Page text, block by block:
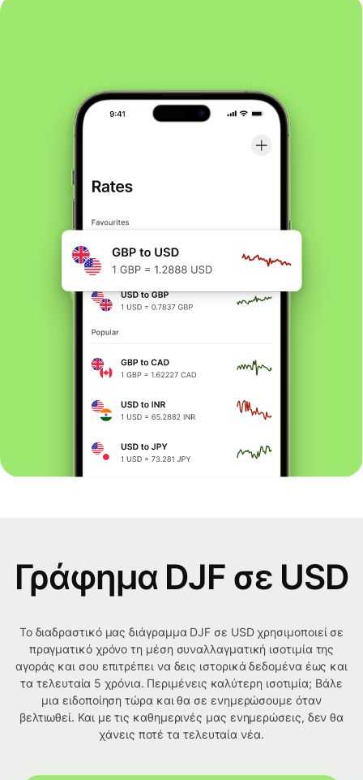
Γράφημα DJF σε USD
Το διαδραστικό μας διάγραμμα DJF σε USD χρησιμοποιεί σε
πραγματικό χρόνο τη μέση συναλλαγματική ισοτιμία της
αγοράς και σου επιτρέπει να δεις ιστορικά δεδομένα έως και
τα τελευταία 5 χρόνια. Περιμένεις καλύτερη ισοτιμία; Βάλε
μια ειδοποίηση τώρα και θα σε ενημερώσουμε όταν
βελτιωθεί. Και με τις καθημερινές μας ενημερώσεις, δεν θα
χάνεις ποτέ τα τελευταία νέα.